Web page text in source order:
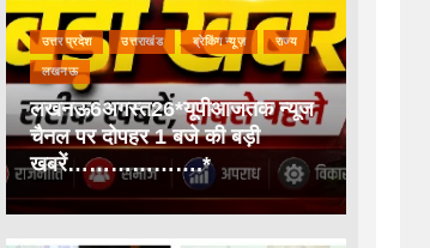
उत्तर प्रदेश उत्तराखंड ब्रेकिंग न्यूज़ राज्य
लखनऊ
लखनऊ6अगस्त26*यूपीआजतक न्यूज
चैनल पर दोपहर 1 बजे की बड़ी
खबरें……………….*